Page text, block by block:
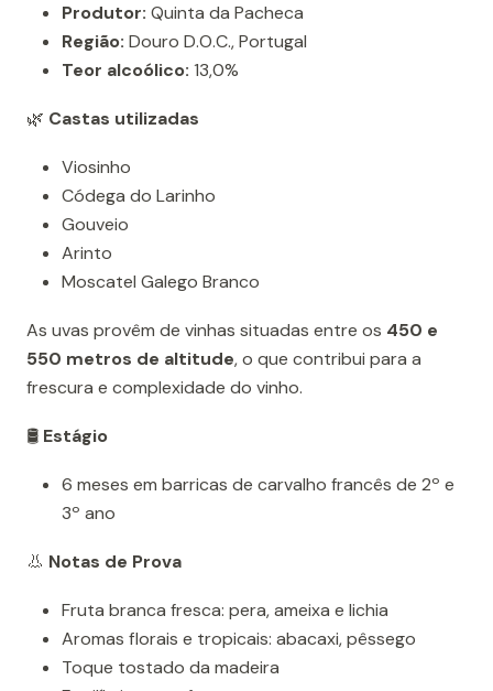
Produtor: Quinta da Pacheca
Região: Douro D.O.C., Portugal
Teor alcoólico: 13,0%
🌿 Castas utilizadas
Viosinho
Códega do Larinho
Gouveio
Arinto
Moscatel Galego Branco
As uvas provêm de vinhas situadas entre os 450 e
550 metros de altitude, o que contribui para a
frescura e complexidade do vinho.
🛢️ Estágio
6 meses em barricas de carvalho francês de 2º e
3º ano
👃 Notas de Prova
Fruta branca fresca: pera, ameixa e lichia
Aromas florais e tropicais: abacaxi, pêssego
Toque tostado da madeira